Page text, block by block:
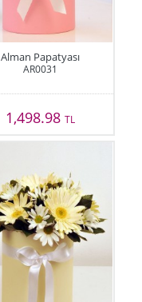
Alman Papatyası
AR0031
1,498.98 TL